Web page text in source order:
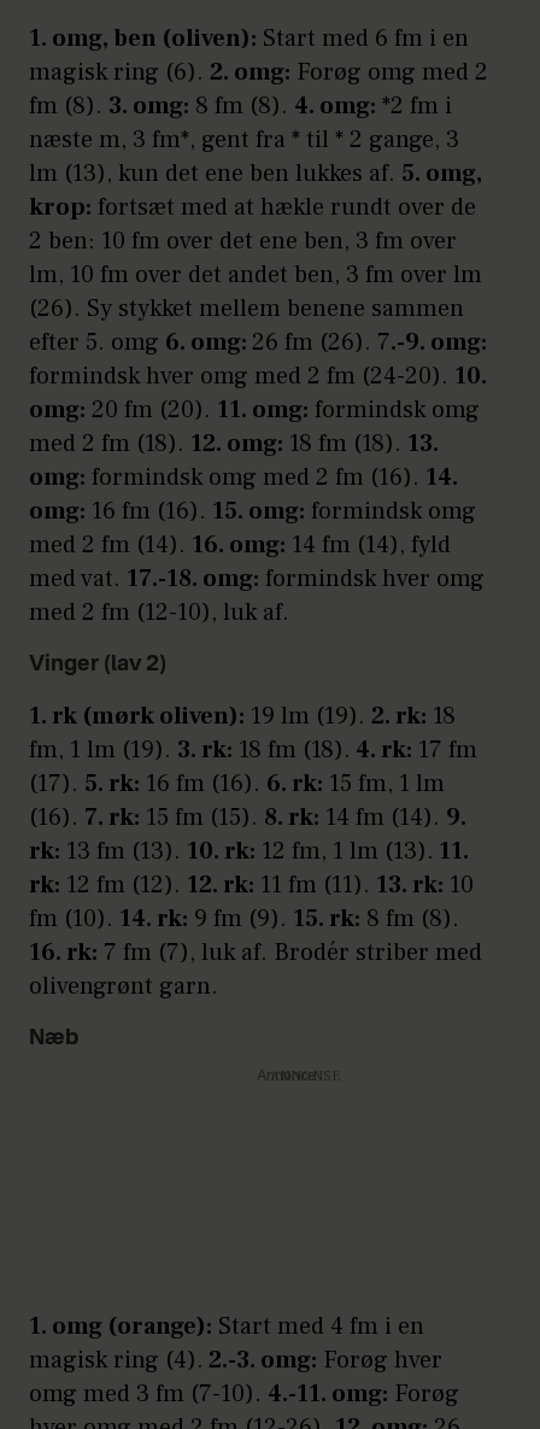
1. omg, ben (oliven): Start med 6 fm i en
magisk ring (6). 2. omg: Forøg omg med 2
fm (8). 3. omg: 8 fm (8). 4. omg: *2 fm i
næste m, 3 fm*, gent fra * til * 2 gange, 3
lm (13), kun det ene ben lukkes af. 5. omg,
krop: fortsæt med at hækle rundt over de
2 ben: 10 fm over det ene ben, 3 fm over
lm, 10 fm over det andet ben, 3 fm over lm
(26). Sy stykket mellem benene sammen
efter 5. omg 6. omg:26 fm (26). 7.-9. omg:
formindsk hver omg med 2 fm (24-20). 10.
omg: 20 fm (20). 11. omg: formindsk omg
med 2 fm (18). 12. omg: 18 fm (18). 13.
omg: formindsk omg med 2 fm (16). 14.
omg: 16 fm (16). 15. omg: formindsk omg
med 2 fm (14). 16. omg: 14 fm (14), fyld
med vat. 17.-18. omg: formindsk hver omg
med 2 fm (12-10), luk af.
Vinger (lav 2)
1. rk (mørk oliven): 19 lm (19). 2. rk: 18
fm, 1 lm (19). 3. rk: 18 fm (18). 4. rk: 17 fm
(17). 5. rk: 16 fm (16). 6. rk: 15 fm, 1 lm
(16). 7. rk: 15 fm (15). 8. rk: 14 fm (14). 9.
rk: 13 fm (13). 10. rk: 12 fm, 1 lm (13). 11.
rk: 12 fm (12). 12. rk: 11 fm (11). 13. rk: 10
fm (10). 14. rk: 9 fm (9). 15. rk: 8 fm (8).
16. rk: 7 fm (7), luk af. Brodér striber med
olivengrønt garn.
Næb
Annonce
1. omg (orange): Start med 4 fm i en
magisk ring (4). 2.-3. omg: Forøg hver
omg med 3 fm (7-10). 4.-11. omg: Forøg